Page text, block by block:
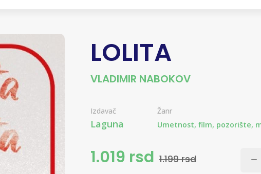
LOLITA
VLADIMIR NABOKOV
Izdavač
Laguna
Žanr
Umetnost, film, pozorište,
1.019 rsd 1.199 rsd